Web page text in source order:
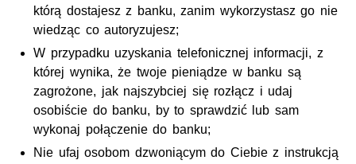
którą dostajesz z banku, zanim wykorzystasz go nie
wiedząc co autoryzujesz;
W przypadku uzyskania telefonicznej informacji, z
której wynika, że twoje pieniądze w banku są
zagrożone, jak najszybciej się rozłącz i udaj
osobiście do banku, by to sprawdzić lub sam
wykonaj połączenie do banku;
Nie ufaj osobom dzwoniącym do Ciebie z instrukcją